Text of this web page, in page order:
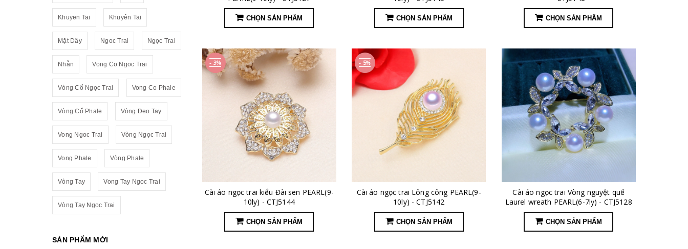
CHỌN SẢN PHẨM CHỌN SẢN PHẨM CHỌN SẢN PHẨM
- 3%
Cài áo ngọc trai kiểu Đài sen PEARL(9-
10ly) - CTJ5144
CHỌN SẢN PHẨM
- 5%
Cài áo ngọc trai Lông công PEARL(9-
10ly) - CTJ5142
CHỌN SẢN PHẨM
Cài áo ngọc trai Vòng nguyệt quế
Laurel wreath PEARL(6-7ly) - CTJ5128
CHỌN SẢN PHẨM
Khuyen Tai Khuyên Tai
Mặt Dây Ngoc Trai Ngọc Trai
Nhẫn Vong Co Ngoc Trai
Vòng Cổ Ngọc Trai Vong Co Phale
Vòng Cổ Phale Vòng Đeo Tay
Vong Ngoc Trai Vòng Ngọc Trai
Vong Phale Vòng Phale
Vòng Tay Vong Tay Ngoc Trai
Vòng Tay Ngọc Trai
SẢN PHẨM MỚI